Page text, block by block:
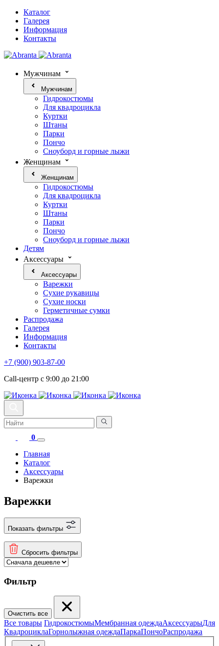
Каталог
Галерея
Информация
Контакты
Мужчинам
Мужчинам
Гидрокостюмы
Для квадроцикла
Куртки
Штаны
Парки
Пончо
Сноуборд и горные лыжи
Женщинам
Женщинам
Гидрокостюмы
Для квадроцикла
Куртки
Штаны
Парки
Пончо
Сноуборд и горные лыжи
Детям
Аксессуары
Аксессуары
Варежки
Сухие рукавицы
Сухие носки
Герметичные сумки
Распродажа
Галерея
Информация
Контакты
+7 (900) 903-87-00
Call-центр с 9:00 до 21:00
0
Главная
Каталог
Аксесcуары
Варежки
Варежки
Показать фильтры
Сбросить фильтры
Фильтр
Очистить все
Все товары ГидрокостюмыМембранная одеждаАксесcуарыДля
КвадроциклаГорнолыжная одеждаПаркаПончоРаспродажа